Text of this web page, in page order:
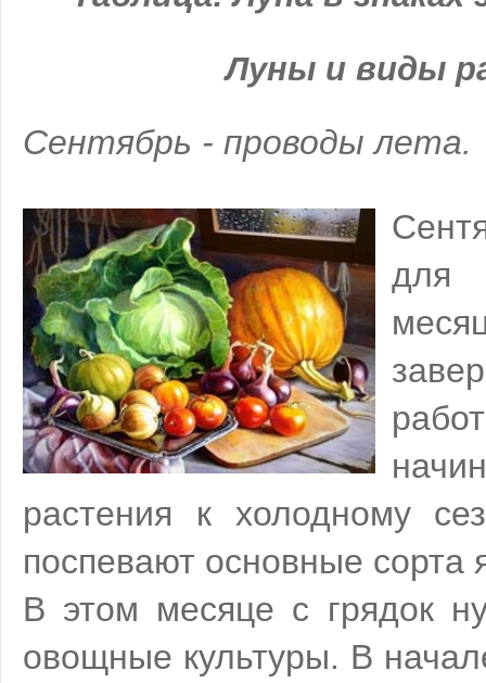
Луны и виды
Сентябрь - проводы лета.
для
растения к холодному
поспевают основные сорта
В этом месяце с грядок
овощные культуры. В